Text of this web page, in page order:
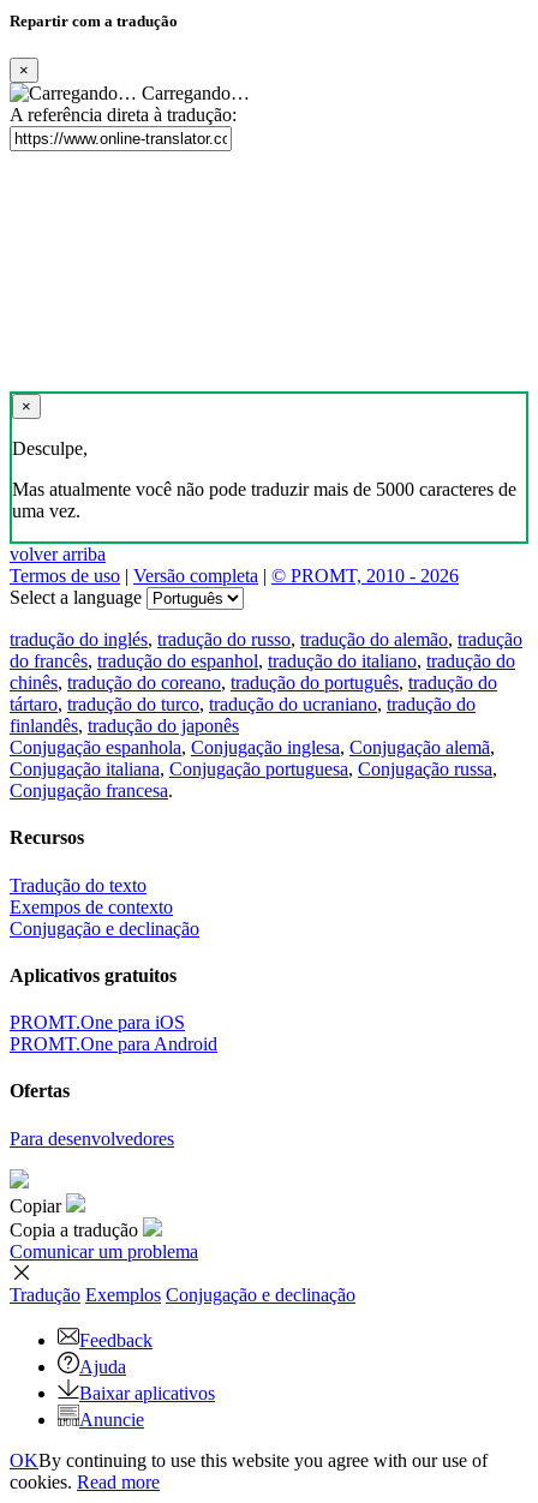
Repartir com a tradução
×
Carregando…
A referência direta à tradução:
×
Desculpe,
Mas atualmente você não pode traduzir mais de 5000 caracteres de
uma vez.
volver arriba
Termos de uso | Versão completa | © PROMT, 2010 - 2026
Select a language
tradução do inglés, tradução do russo, tradução do alemão, tradução
do francês, tradução do espanhol, tradução do italiano, tradução do
chinês, tradução do coreano, tradução do português, tradução do
tártaro, tradução do turco, tradução do ucraniano, tradução do
finlandês, tradução do japonês
Conjugação espanhola, Conjugação inglesa, Conjugação alemã,
Conjugação italiana, Conjugação portuguesa, Conjugação russa,
Conjugação francesa.
Recursos
Tradução do texto
Exempos de contexto
Conjugação e declinação
Aplicativos gratuitos
PROMT.One para iOS
PROMT.One para Android
Ofertas
Para desenvolvedores
Copiar
Copia a tradução
Comunicar um problema
Tradução Exemplos Conjugação e declinação
Feedback
Ajuda
Baixar aplicativos
Anuncie
OKBy continuing to use this website you agree with our use of
cookies. Read more